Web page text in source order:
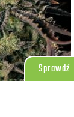
Sprawdź